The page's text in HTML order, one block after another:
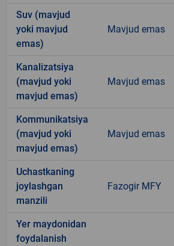
Suv (mavjud
yoki mavjud
emas)
Mavjud emas
Kanalizatsiya
(mavjud yoki
mavjud emas)
Mavjud emas
Kommunikatsiya
(mavjud yoki
mavjud emas)
Mavjud emas
Uchastkaning
joylashgan
manzili
Fazogir MFY
Yer maydonidan
foydalanish